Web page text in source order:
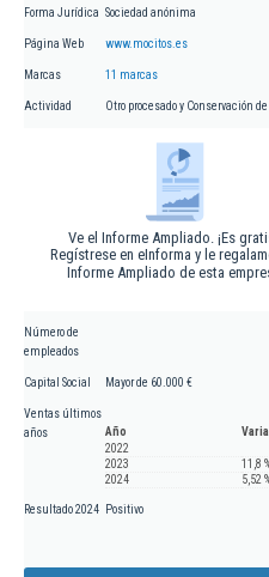
Forma Jurídica Sociedad anónima
Página Web www.mocitos.es
Marcas 11 marcas
Actividad Otro procesado y Conservación
Ve el Informe Ampliado. ¡Es
Regístrese en eInforma y le
Informe Ampliado de esta
Número de
empleados
Capital Social Mayor de 60.000 €
Ventas últimos
años
Año
2022
2023
11,8
2024
5,52
Resultado 2024 Positivo